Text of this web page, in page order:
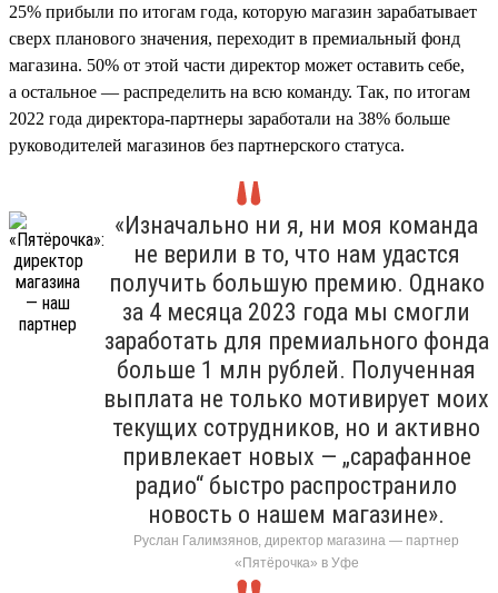
25% прибыли по итогам года, которую магазин зарабатывает
сверх планового значения, переходит в премиальный фонд
магазина. 50% от этой части директор может оставить себе,
а остальное — распределить на всю команду. Так, по итогам
2022 года директора-партнеры заработали на 38% больше
руководителей магазинов без партнерского статуса.
«Изначально ни я, ни моя команда
не верили в то, что нам удастся
получить большую премию. Однако
за 4 месяца 2023 года мы смогли
заработать для премиального фонда
больше 1 млн рублей. Полученная
выплата не только мотивирует моих
текущих сотрудников, но и активно
привлекает новых — „сарафанное
радио“ быстро распространило
новость о нашем магазине».
Руслан Галимзянов, директор магазина — партнер
«Пятёрочка» в Уфе